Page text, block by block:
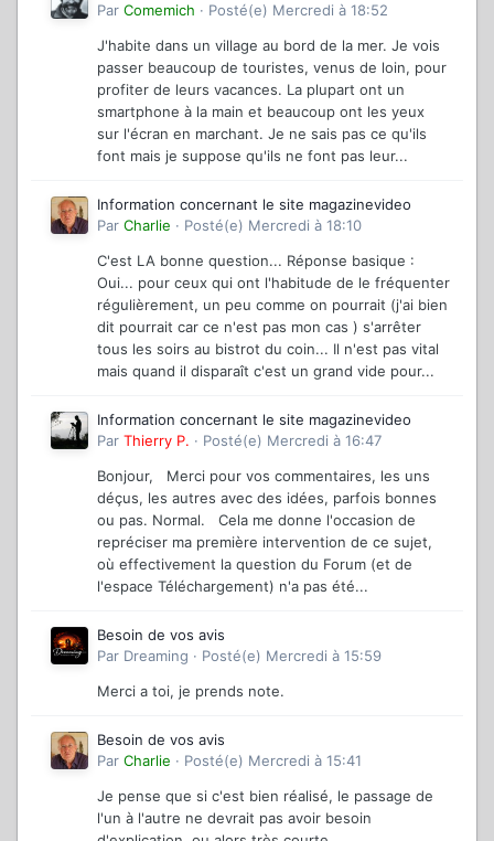
Par Comemich · Posté(e) Mercredi à 18:52
J'habite dans un village au bord de la mer. Je vois
passer beaucoup de touristes, venus de loin, pour
profiter de leurs vacances. La plupart ont un
smartphone à la main et beaucoup ont les yeux
sur l'écran en marchant. Je ne sais pas ce qu'ils
font mais je suppose qu'ils ne font pas leur...
Information concernant le site magazinevideo
Par Charlie · Posté(e) Mercredi à 18:10
C'est LA bonne question... Réponse basique :
Oui... pour ceux qui ont l'habitude de le fréquenter
régulièrement, un peu comme on pourrait (j'ai bien
dit pourrait car ce n'est pas mon cas ) s'arrêter
tous les soirs au bistrot du coin... Il n'est pas vital
mais quand il disparaît c'est un grand vide pour...
Information concernant le site magazinevideo
Par Thierry P. · Posté(e) Mercredi à 16:47
Bonjour, Merci pour vos commentaires, les uns
déçus, les autres avec des idées, parfois bonnes
ou pas. Normal. Cela me donne l'occasion de
repréciser ma première intervention de ce sujet,
où effectivement la question du Forum (et de
l'espace Téléchargement) n'a pas été...
Besoin de vos avis
Par Dreaming · Posté(e) Mercredi à 15:59
Merci a toi, je prends note.
Besoin de vos avis
Par Charlie · Posté(e) Mercredi à 15:41
Je pense que si c'est bien réalisé, le passage de
l'un à l'autre ne devrait pas avoir besoin